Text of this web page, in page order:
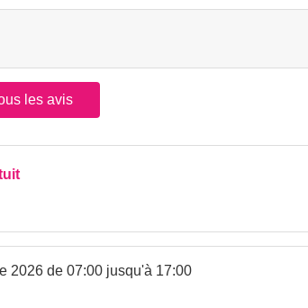
les avis
2026 de 07:00 jusqu'à 17:00